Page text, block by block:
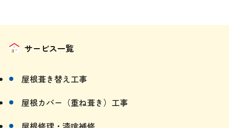
サービス一覧
屋根葺き替え工事
屋根カバー（重ね葺き）工事